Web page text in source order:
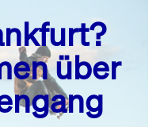
FR. SA. SO.
1
2
7 8
über